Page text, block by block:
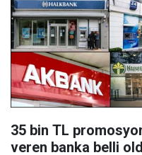
35 bin TL
veren banka belli